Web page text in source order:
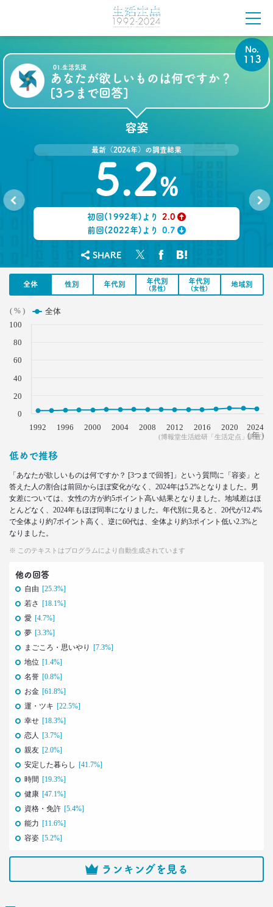
50代女性の「料理好き」が激減
作るのが苦痛になった要因とは
–日経クロストレンド 連載㉙–
生活総研 主席研究員
夏山 明美
若者は未来に何を願う？
1万人調査から見えた
年代＆男女ギャップ
–日経クロストレンド 連載㉘–
生活総研 上席研究員
1万人が回答した望む未来と
望まぬ未来
–日経クロストレンド 連載㉗–
2022.04.18
「料理好き」減少！ どこからが手料理？
調査で分かった新定義
–日経クロストレンド 連載㉕–
生活総研 主席研究員
夏山 明美
2022.03.23
愛される「40代おじさん」の分岐点
–日経クロストレンド 連載㉔–
2022.02.21
40代おじさんでもすぐ書ける
“モテリプ”の三原則とは？
前沢 裕文
2022.02.21
グラドルに聞く＆調査に見る
おじさんの“発言”が嫌われるワケ
–日経クロストレンド 連載㉒–
前沢 裕文
2022.02.03
子ども思いの「40代おじさん」に送る
“ドミニカ流”子育て法
–日経クロストレンド 連載㉑–
生活総研 上席研究員/コピーライター
01.生活気流
あなたが欲しいものは何ですか？
[3つまで回答]
No.
113
容姿
最新（2024年）の調査結果
5.2%
初回(1992年)より
2.0
前回(2022年)より
0.7
SHARE
全体 性別 年代別 年代別
(男性)
年代別
(女性)
地域別
( 年 )
( % )
(博報堂生活総研「生活定点」調査)
全体
1992 1996 2000 2004 2008 2012 2016 2020 2024
0
20
40
60
80
100
低めで推移
「あなたが欲しいものは何ですか？ [3つまで回答]」という質問に「容姿」と
答えた人の割合は前回からほぼ変化がなく、2024年は5.2%となりました。男
女差については、女性の方が約5ポイント高い結果となりました。地域差はほ
とんどなく、2024年もほぼ同率になりました。年代別に見ると、20代が12.4%
で全体より約7ポイント高く、逆に60代は、全体より約3ポイント低い2.3%と
なりました。
※ このテキストはプログラムにより自動生成されています
他の回答
自由 [25.3%]
若さ [18.1%]
愛 [4.7%]
夢 [3.3%]
まごころ・思いやり
[7.3%]
地位 [1.4%]
名誉 [0.8%]
お金 [61.8%]
運・ツキ [22.5%]
幸せ [18.3%]
恋人 [3.7%]
親友 [2.0%]
安定した暮らし [41.7%]
時間 [19.3%]
健康 [47.1%]
資格・免許 [5.4%]
能力 [11.6%]
容姿 [5.2%]
ランキングを見る